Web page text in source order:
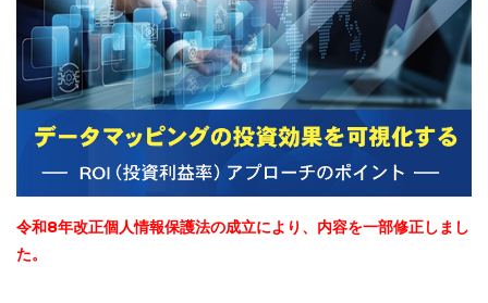
令和8年改正個人情報保護法の成立により、内容を一部修正しまし
た。